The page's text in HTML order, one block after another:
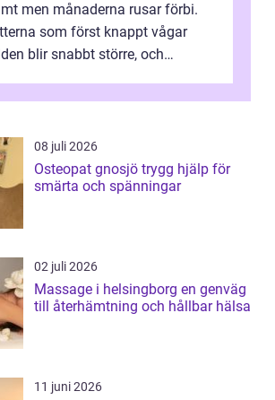
men månaderna rusar förbi.
som först knappt vågar
blir snabbt större, och
08 juli 2026
Osteopat gnosjö trygg hjälp för
smärta och spänningar
02 juli 2026
Massage i helsingborg en genväg
till återhämtning och hållbar hälsa
11 juni 2026